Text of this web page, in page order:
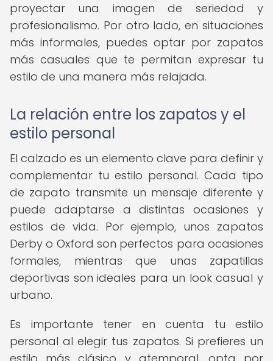
proyectar una imagen de seriedad y
profesionalismo. Por otro lado, en situaciones
más informales, puedes optar por zapatos
más casuales que te permitan expresar tu
estilo de una manera más relajada.
La relación entre los zapatos y el
estilo personal
El calzado es un elemento clave para definir y
complementar tu estilo personal. Cada tipo
de zapato transmite un mensaje diferente y
puede adaptarse a distintas ocasiones y
estilos de vida. Por ejemplo, unos zapatos
Derby o Oxford son perfectos para ocasiones
formales, mientras que unas zapatillas
deportivas son ideales para un look casual y
urbano.
Es importante tener en cuenta tu estilo
personal al elegir tus zapatos. Si prefieres un